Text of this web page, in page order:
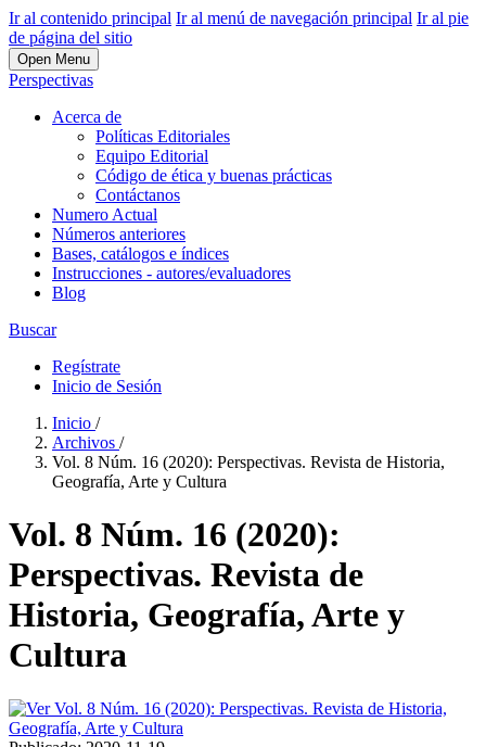
Ir al contenido principal Ir al menú de navegación principal Ir al pie
de página del sitio
Open Menu
Perspectivas
Acerca de
Políticas Editoriales
Equipo Editorial
Código de ética y buenas prácticas
Contáctanos
Numero Actual
Números anteriores
Bases, catálogos e índices
Instrucciones - autores/evaluadores
Blog
Buscar
Regístrate
Inicio de Sesión
Inicio /
Archivos /
Vol. 8 Núm. 16 (2020): Perspectivas. Revista de Historia,
Geografía, Arte y Cultura
Vol. 8 Núm. 16 (2020):
Perspectivas. Revista de
Historia, Geografía, Arte y
Cultura